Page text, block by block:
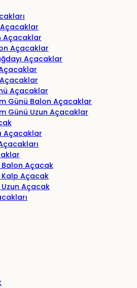
Açacaklar
Açacaklar
Açacaklar
Açacaklar
Günü Balon Açacaklar
Günü Uzun Açacaklar
Açacaklar
Balon Açacak
Kalp Açacak
Uzun Açacak